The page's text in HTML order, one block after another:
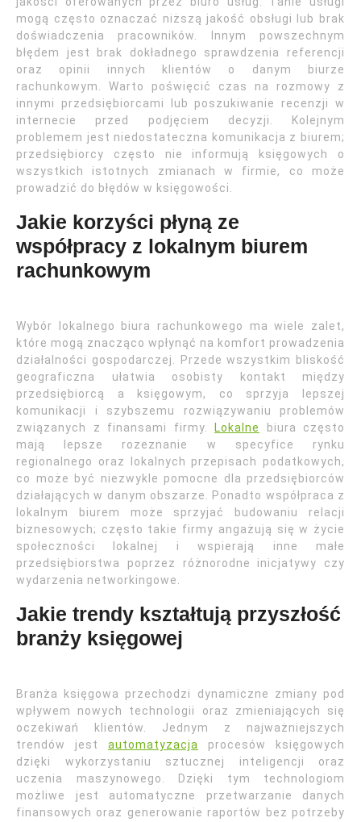
mogą często oznaczać niższą jakość obsługi lub brak
doświadczenia pracowników. Innym powszechnym
błędem jest brak dokładnego sprawdzenia referencji
oraz opinii innych klientów o danym biurze
rachunkowym. Warto poświęcić czas na rozmowy z
innymi przedsiębiorcami lub poszukiwanie recenzji w
internecie przed podjęciem decyzji. Kolejnym
problemem jest niedostateczna komunikacja z biurem;
przedsiębiorcy często nie informują księgowych o
wszystkich istotnych zmianach w firmie, co może
prowadzić do błędów w księgowości.
Jakie korzyści płyną ze
współpracy z lokalnym biurem
rachunkowym
Wybór lokalnego biura rachunkowego ma wiele zalet,
które mogą znacząco wpłynąć na komfort prowadzenia
działalności gospodarczej. Przede wszystkim bliskość
geograficzna ułatwia osobisty kontakt między
przedsiębiorcą a księgowym, co sprzyja lepszej
komunikacji i szybszemu rozwiązywaniu problemów
związanych z finansami firmy.
Lokalne
biura często
mają lepsze rozeznanie w specyfice rynku
regionalnego oraz lokalnych przepisach podatkowych,
co może być niezwykle pomocne dla przedsiębiorców
działających w danym obszarze. Ponadto współpraca z
lokalnym biurem może sprzyjać budowaniu relacji
biznesowych; często takie firmy angażują się w życie
społeczności lokalnej i wspierają inne małe
przedsiębiorstwa poprzez różnorodne inicjatywy czy
wydarzenia networkingowe.
Jakie trendy kształtują przyszłość
branży księgowej
Branża księgowa przechodzi dynamiczne zmiany pod
wpływem nowych technologii oraz zmieniających się
oczekiwań klientów. Jednym z najważniejszych
trendów jest automatyzacja
procesów księgowych
dzięki wykorzystaniu sztucznej inteligencji oraz
uczenia maszynowego. Dzięki tym technologiom
możliwe jest automatyczne przetwarzanie danych
finansowych oraz generowanie raportów bez potrzeby